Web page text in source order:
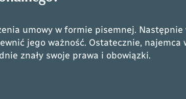
umowy w formie pisemnej.
jego ważność. Ostatecznie,
znały swoje prawa i obowiązki.